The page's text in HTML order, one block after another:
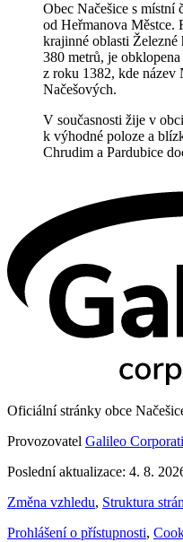
Obec Načešice s místní
od Heřmanova Městce.
krajinné oblasti
380 metrů, je
z roku 1382, kde název
Načešových.
V současnosti žije v
k výhodné poloze a
Chrudim a Pardubice
Oficiální stránky obce
Provozovatel Galileo
Poslední aktualizace: 4. 8.
Změna vzhledu, Struktura
Prohlášení o přístupnosti,